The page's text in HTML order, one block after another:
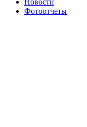
Новости
Фотоотчеты